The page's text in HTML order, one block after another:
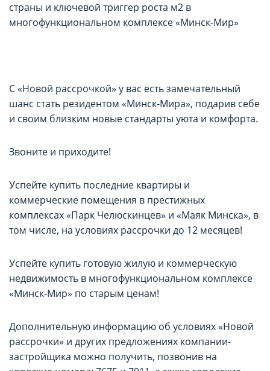
страны и ключевой триггер роста м2 в
многофункциональном комплексе «Минск-Мир»
С «Новой рассрочкой» у вас есть замечательный
шанс стать резидентом «Минск-Мира», подарив себе
и своим близким новые стандарты уюта и комфорта.
Звоните и приходите!
Успейте купить последние квартиры и
коммерческие помещения в престижных
комплексах «Парк Челюскинцев» и «Маяк Минска», в
том числе, на условиях рассрочки до 12 месяцев!
Успейте купить готовую жилую и коммерческую
недвижимость в многофункциональном комплексе
«Минск-Мир» по старым ценам!
Дополнительную информацию об условиях «Новой
рассрочки» и других предложениях компании-
застройщика можно получить, позвонив на
НАСТРОЙТЕ ПАРАМЕТРЫ
ИСПОЛЬЗОВАНИЯ ФАЙЛОВ
COOKIE
Вы можете настроить использование
каждого типа файлов cookie, за
исключением типа «технические/
НАСТРОЙТЕ ПАРАМЕТРЫ
ИСПОЛЬЗОВАНИЯ ФАЙЛОВ
COOKIE
Вы можете настроить использование
каждого типа файлов cookie, за
исключением типа «технические/